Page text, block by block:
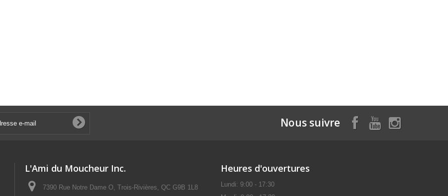
Nous suivre
L'Ami du Moucheur Inc.
7390 Rue Notre Dame O, Trois-Rivières, QC G9B 1L8
Heures d'ouvertures
Lundi: 9:00 - 17:30